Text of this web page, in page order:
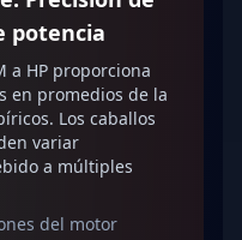
potencia
a HP proporciona
en promedios de la
Los caballos
variar
a múltiples
del motor